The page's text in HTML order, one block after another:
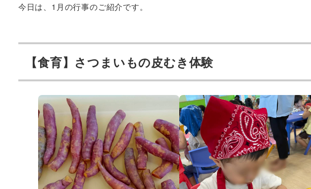
今日は、1月の行事のご紹介です。
【食育】さつまいもの皮むき体験